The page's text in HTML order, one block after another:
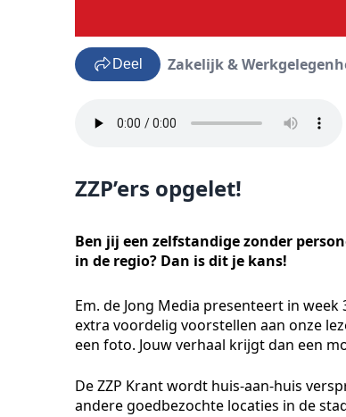
Deel Zakelijk &
ZZP’ers opgelet!
Ben jij een zelfstandige zonder
in de regio? Dan is dit je kans!
Em. de Jong Media presenteert in
extra voordelig voorstellen aan onze
een foto. Jouw verhaal krijgt dan een
De ZZP Krant wordt huis-aan-huis
andere goedbezochte locaties in de